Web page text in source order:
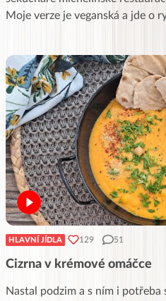
Moje verze je veganská a jde o
HLAVNÍ JÍDLA 129 51
Cizrna v krémové omáčce
Nastal podzim a s ním i